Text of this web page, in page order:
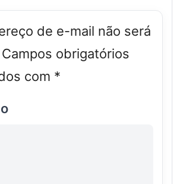
de e-mail não será
Campos obrigatórios
com *